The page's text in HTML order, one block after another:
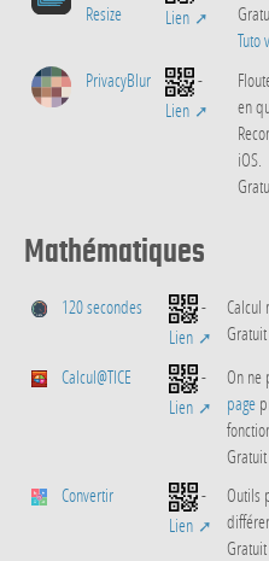
Resize Lien
Tuto
PrivacyBlur
-
Lien
en
iOS.
Mathématiques
120 secondes
-
Lien
Calcul
Calcul@TICE
-
Lien
On ne
page
Convertir
-
Lien
Outils